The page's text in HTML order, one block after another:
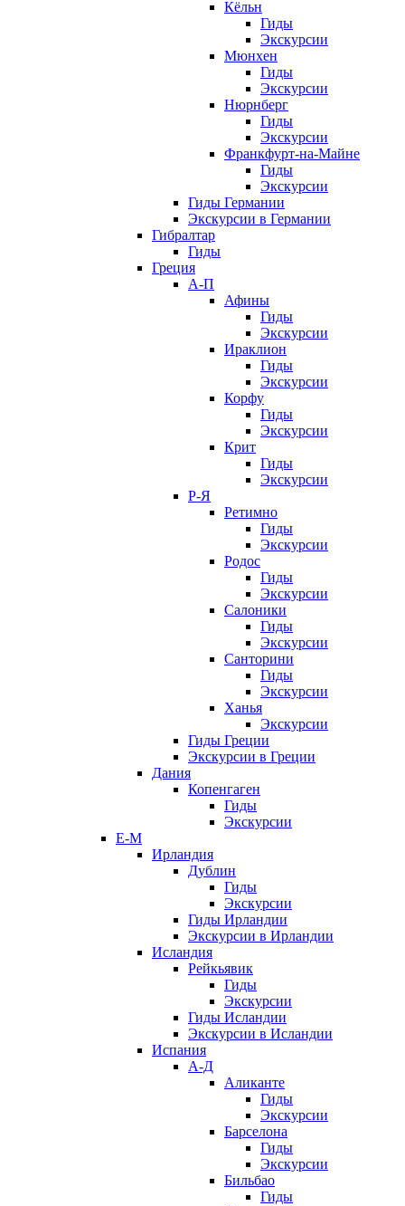
Кёльн
Гиды
Экскурсии
Мюнхен
Гиды
Экскурсии
Нюрнберг
Гиды
Экскурсии
Франкфурт-на-Майне
Гиды
Экскурсии
Гиды Германии
Экскурсии в Германии
Гибралтар
Гиды
Греция
А-П
Афины
Гиды
Экскурсии
Ираклион
Гиды
Экскурсии
Корфу
Гиды
Экскурсии
Крит
Гиды
Экскурсии
Р-Я
Ретимно
Гиды
Экскурсии
Родос
Гиды
Экскурсии
Салоники
Гиды
Экскурсии
Санторини
Гиды
Экскурсии
Ханья
Экскурсии
Гиды Греции
Экскурсии в Греции
Дания
Копенгаген
Гиды
Экскурсии
Е-М
Ирландия
Дублин
Гиды
Экскурсии
Гиды Ирландии
Экскурсии в Ирландии
Исландия
Рейкьявик
Гиды
Экскурсии
Гиды Исландии
Экскурсии в Исландии
Испания
А-Д
Аликанте
Гиды
Экскурсии
Барселона
Гиды
Экскурсии
Бильбао
Гиды